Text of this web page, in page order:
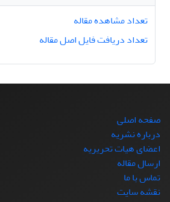
تعداد مشاهده مقاله
تعداد دریافت فایل اصل مقاله
صفحه اصلی
درباره نشریه
اعضای هیات تحریریه
ارسال مقاله
تماس با ما
نقشه سایت